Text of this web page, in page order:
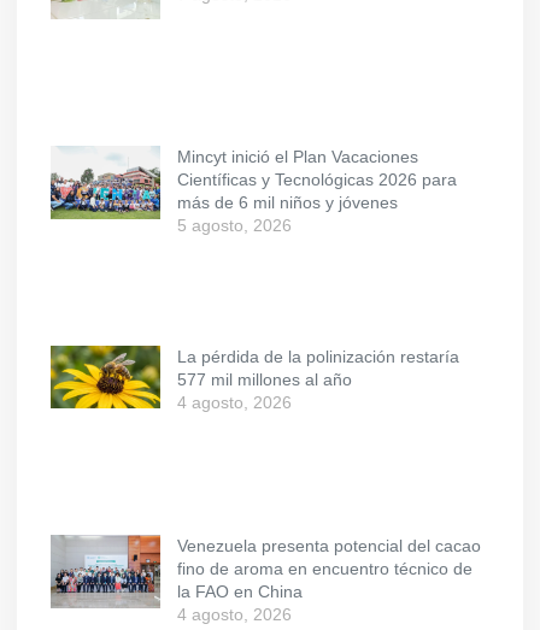
Mincyt inició el Plan Vacaciones
Científicas y Tecnológicas 2026 para
más de 6 mil niños y jóvenes
5 agosto, 2026
La pérdida de la polinización restaría
577 mil millones al año
4 agosto, 2026
Venezuela presenta potencial del cacao
fino de aroma en encuentro técnico de
la FAO en China
4 agosto, 2026